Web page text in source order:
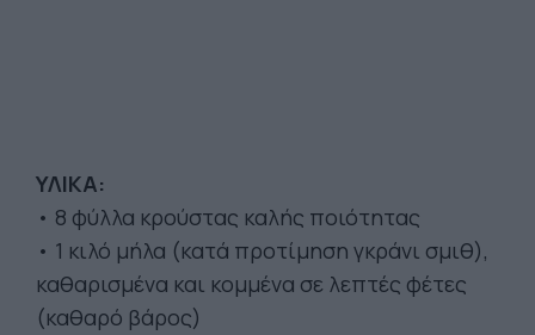
ΥΛΙΚΑ:
• 8 φύλλα κρούστας καλής ποιότητας
• 1 κιλό μήλα (κατά προτίμηση γκράνι σμιθ),
καθαρισμένα και κομμένα σε λεπτές φέτες
(καθαρό βάρος)